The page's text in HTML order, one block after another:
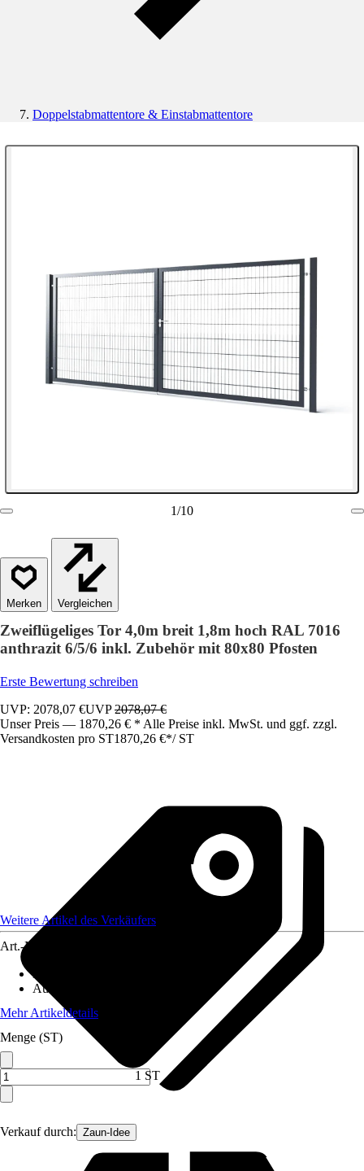
Doppelstabmattentore & Einstabmattentore
1/10
Vergleichen
Zweiflügeliges Tor 4,0m breit 1,8m hoch RAL 7016
anthrazit 6/5/6 inkl. Zubehör mit 80x80 Pfosten
Erste Bewertung schreiben
UVP: 2078,07 €UVP2078,07 €
Unser Preis — 1870,26 € * Alle Preise inkl. MwSt. und ggf. zzgl.
Versandkosten pro ST1870,26 €*/ ST
Verkauf durch: Zaun-Idee
Weitere Artikel des Verkäufers
Art.-Nr.
Material
Ausführung
Mehr Artikeldetails
Menge (ST)
1 ST